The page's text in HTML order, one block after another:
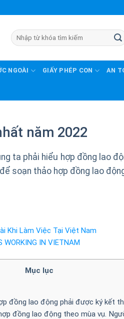
NGOÀI GIẤY PHÉP CON AN
năm 2022
ta phải hiểu hợp đồng lao
soạn thảo hợp đồng lao
Khi Làm Việc Tại Việt Nam
WORKING IN VIETNAM
Mục lục
đồng lao động phải được ký kết
đồng lao động theo mùa vụ.